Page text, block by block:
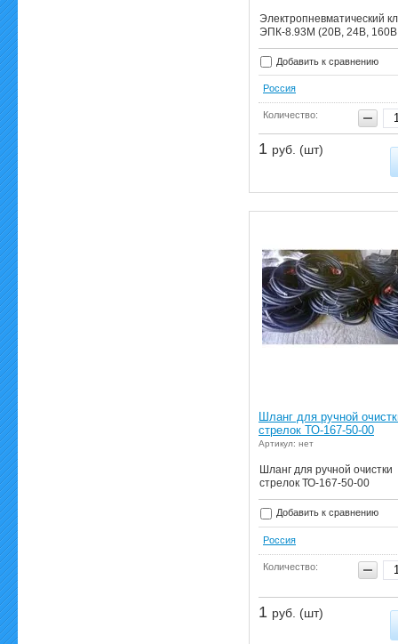
Электропневматический
ЭПК-8.93М (20В, 24В, 160В
Добавить к сравнению
Россия
Количество:
1 руб. (шт)
Шланг для ручной
стрелок ТО-167-50-00
Артикул: нет
Шланг для ручной очистки
стрелок ТО-167-50-00
Добавить к сравнению
Россия
Количество:
1 руб. (шт)